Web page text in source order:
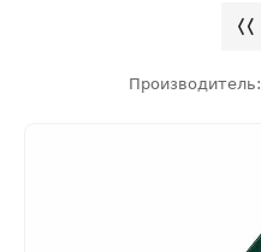
Производитель: